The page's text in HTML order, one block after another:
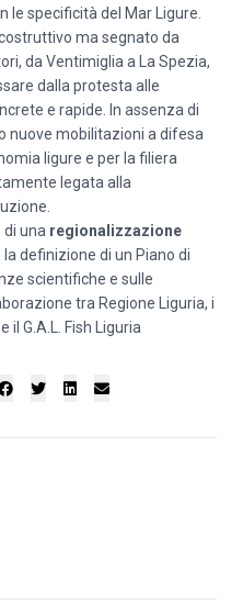
le specificità del Mar Ligure.
costruttivo ma segnato da
da Ventimiglia a La Spezia,
dalla protesta alle
e rapide. In assenza di
nuove mobilitazioni a difesa
ligure e per la filiera
legata alla
di una regionalizzazione
la definizione di un Piano di
scientifiche e sulle
tra Regione Liguria, i
il G.A.L. Fish Liguria